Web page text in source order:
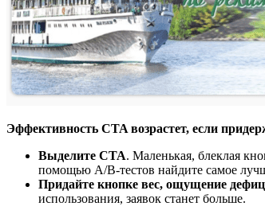
Эффективность CTA возрастет, если
Выделите CTA. Маленькая, блеклая
помощью A/B-тестов найдите самое
Придайте кнопке вес, ощущение
использования, заявок станет больше.